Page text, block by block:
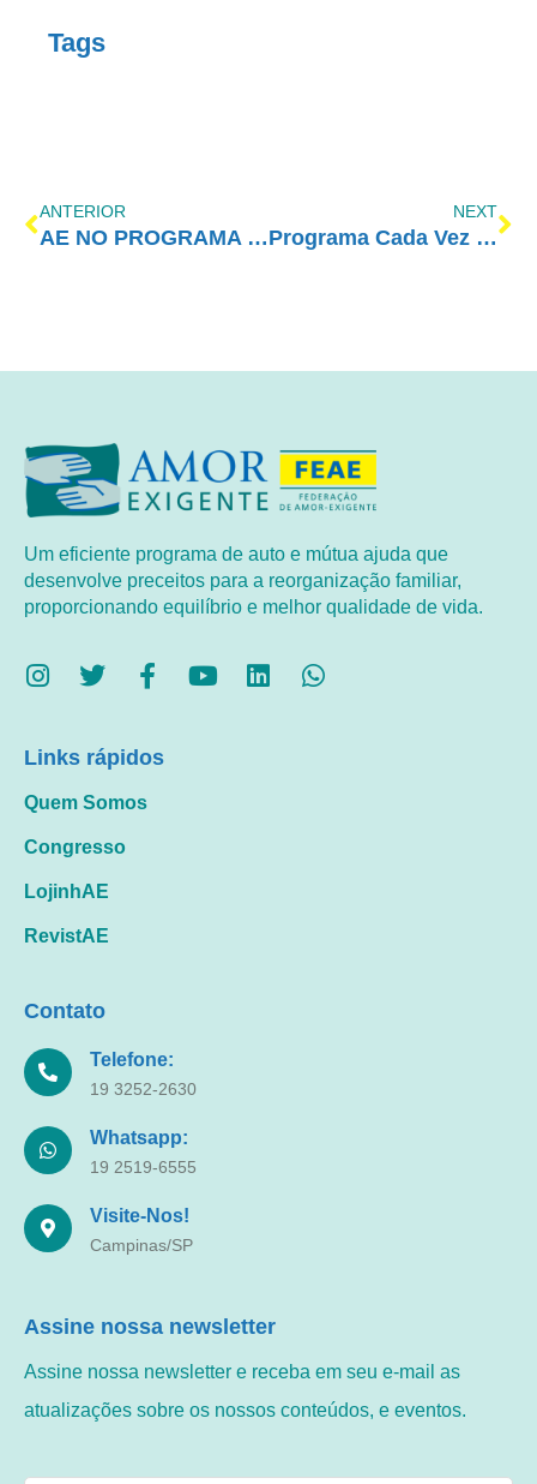
Tags
ANTERIOR
AE NO PROGRAMA VIDA MELHOR – REDEVIDA – 03/06/2024
NEXT
Programa Cada Vez Melhor com Amor-Exigente – Sempre é tempo de ficar cada vez melhor
Um eficiente programa de auto e mútua ajuda que
desenvolve preceitos para a reorganização familiar,
proporcionando equilíbrio e melhor qualidade de vida.
Links rápidos
Quem Somos
Congresso
LojinhAE
RevistAE
Contato
Telefone:
19 3252-2630
Whatsapp:
19 2519-6555
Visite-Nos!
Campinas/SP
Assine nossa newsletter
Assine nossa newsletter e receba em seu e-mail as
atualizações sobre os nossos conteúdos, e eventos.